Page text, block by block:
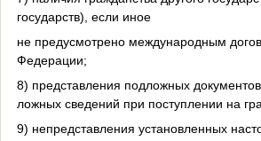
государств), если иное
не предусмотрено международным
Федерации;
8) представления подложных
ложных сведений при поступлении на
9) непредставления установленных